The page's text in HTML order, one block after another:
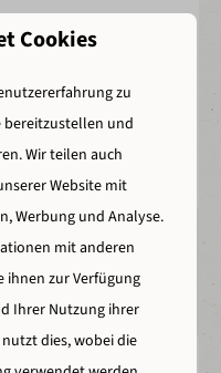
Cookies
zu
und
Wir teilen auch
Website mit
Werbung und Analyse.
mit anderen
ihnen zur Verfügung
Ihrer Nutzung ihrer
nutzt dies, wobei die